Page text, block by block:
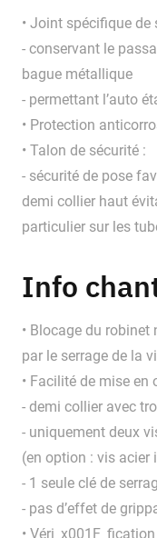
• Joint spécifique de
- conservant le
bague métallique
- permettant l’auto
• Protection
• Talon de sécurité :
- sécurité de pose
demi collier haut
particulier sur les
Info
• Blocage du robinet
par le serrage de la
• Facilité de mise en
- demi collier avec
- uniquement deux
(en option : vis acier
- 1 seule clé de
- pas d’effet de
•